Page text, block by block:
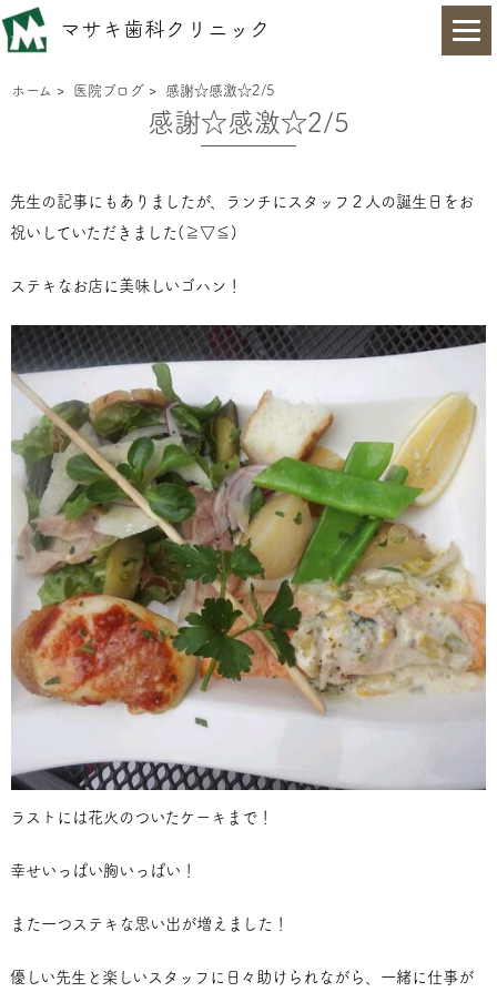
マサキ歯科クリニック
ホーム > 医院ブログ > 感謝☆感激☆2/5
感謝☆感激☆2/5
先生の記事にもありましたが、ランチにスタッフ２人の誕生日をお
祝いしていただきました(≧▽≦)
ステキなお店に美味しいゴハン！
ラストには花火のついたケーキまで！
幸せいっぱい胸いっぱい！
また一つステキな思い出が増えました！
優しい先生と楽しいスタッフに日々助けられながら、一緒に仕事が